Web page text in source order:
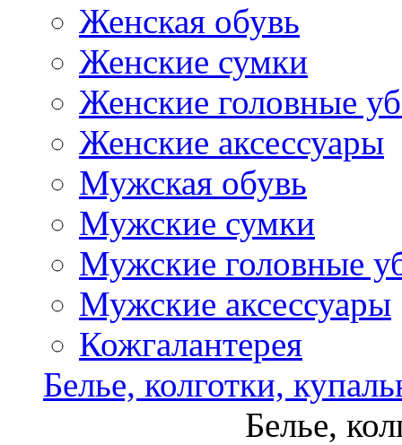
Женская обувь
Женские сумки
Женские головные
Женские аксессуары
Мужская обувь
Мужские сумки
Мужские головные
Мужские аксессуары
Кожгалантерея
Белье, колготки,
Белье,